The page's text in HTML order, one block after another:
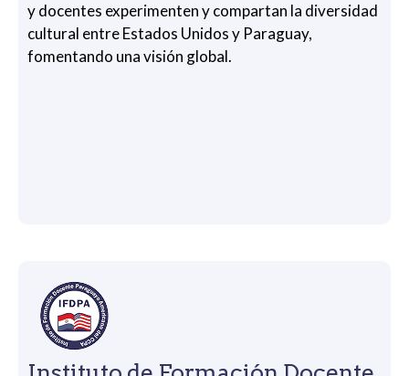
y docentes experimenten y compartan la diversidad
cultural entre Estados Unidos y Paraguay,
fomentando una visión global.